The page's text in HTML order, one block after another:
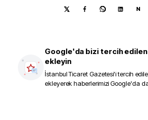
N
Google'da bizi tercih
ekleyin
İstanbul Ticaret Gazetesi'i tercih
ekleyerek haberlerimizi Google'da